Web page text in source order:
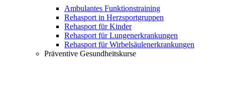
Ambulantes Funktionstraining
Rehasport in Herzsportgruppen
Rehasport für Kinder
Rehasport für Lungenerkrankungen
Rehasport für Wirbelsäulenerkrankungen
Präventive Gesundheitskurse